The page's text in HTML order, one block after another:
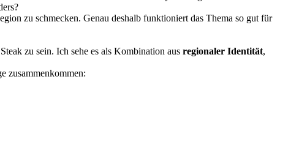
zu schmecken. Genau deshalb funktioniert das Thema so gut für
zu sein. Ich sehe es als Kombination aus regionaler Identität,
zusammenkommen: